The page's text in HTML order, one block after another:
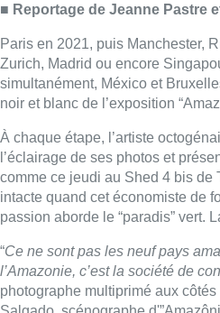
“Ce ne sont pas les neuf pays
photographe multiprimé aux côtés
Salgado, scénographe
“On a détruit 18 % de
de l’Instituto Terra, assumant ce
ce centre important de l’Europe
aidera à changer les mentalités“,
politiciens basés à Bruxelles à
écologique”
Belga – Photo : Belga
Lire aussi :